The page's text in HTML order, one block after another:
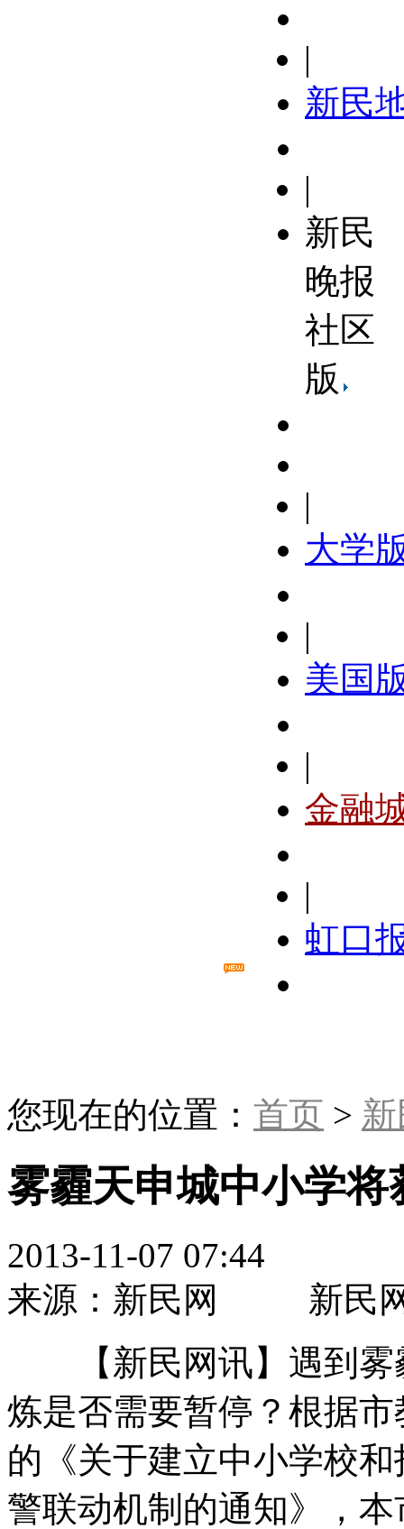
|
新民
|
新民
晚报
社区
版
|
大学
|
美国
|
金融
|
虹口
您现在的位置： 首页 >
雾霾天申城中小学将
2013-11-07 07:44
来源：新民网 新民
【新民网讯】遇到雾
炼是否需要暂停？根据
的《关于建立中小学校
警联动机制的通知》，